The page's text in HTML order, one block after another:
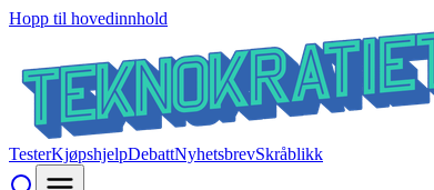
Hopp til hovedinnhold
TesterKjøpshjelpDebattNyhetsbrevSkråblikk